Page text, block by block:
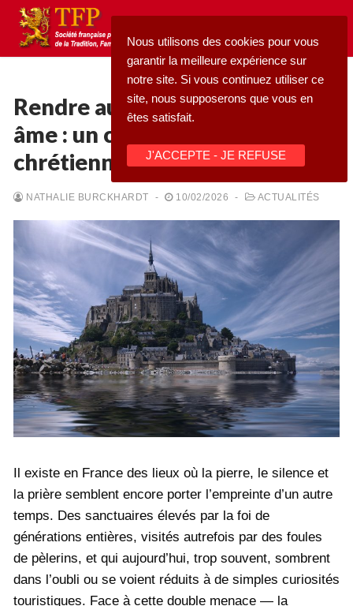
Aller
contenu
Rechercher
:
Accueil
Pétition
Qu’est-ce que la TFP
Action
Blog
Médiathèque
Rendre aux sanctuaires leur
âme : un combat pour la France
chrétienne
NATHALIE BURCKHARDT - 10/02/2026 - ACTUALITÉS
Il existe en France des lieux où la pierre, le silence et
la prière semblent encore porter l’empreinte d’un autre
temps. Des sanctuaires élevés par la foi de
générations entières, visités autrefois par des foules
de pèlerins, et qui aujourd’hui, trop souvent, sombrent
dans l’oubli ou se voient réduits à de simples curiosités
touristiques. Face à cette double menace — la
Nous utilisons des cookies pour vous
garantir la meilleure expérience sur
notre site. Si vous continuez utiliser ce
site, nous supposerons que vous en
êtes satisfait.
J'ACCEPTE - JE REFUSE